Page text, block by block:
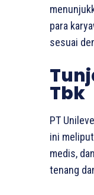
para
sesuai
Tbk
PT
ini
medis,
tenang